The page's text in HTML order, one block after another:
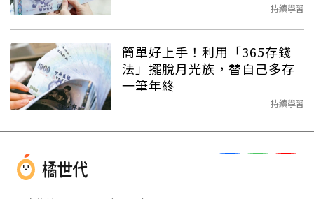
持續學習
簡單好上手！利用「365存錢
法」擺脫月光族，替自己多存
一筆年終
持續學習